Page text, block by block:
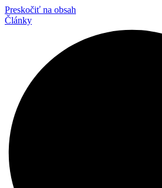
Preskočiť na obsah
Články